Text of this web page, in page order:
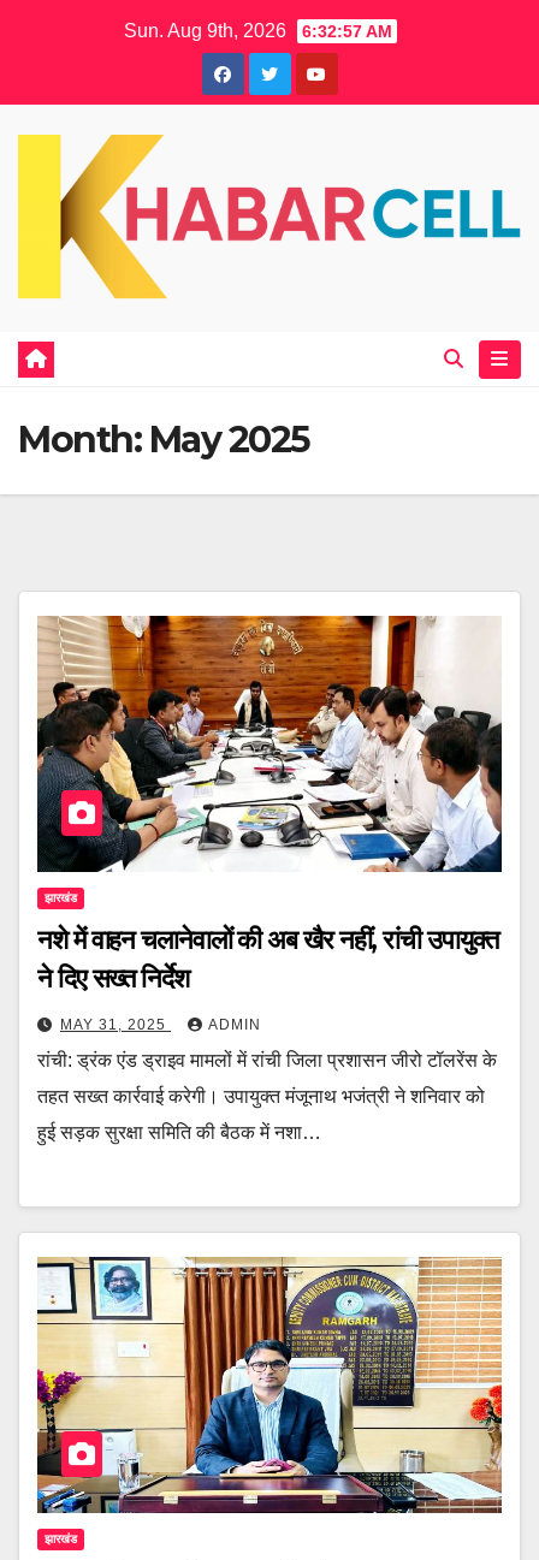
Sun. Aug 9th, 2026 6:32:58 AM
Month: May 2025
झारखंड
नशे में वाहन चलानेवालों की अब खैर नहीं, रांची उपायुक्त
ने दिए सख्त निर्देश
MAY 31, 2025 ADMIN
रांची: ड्रंक एंड ड्राइव मामलों में रांची जिला प्रशासन जीरो टॉलरेंस के
तहत सख्त कार्रवाई करेगी। उपायुक्त मंजूनाथ भजंत्री ने शनिवार को
हुई सड़क सुरक्षा समिति की बैठक में नशा…
झारखंड